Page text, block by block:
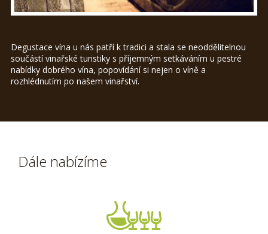
Degustace vína u nás patří k tradici a stala se neoddělitelnou
součástí vinařské turistiky s příjemným setkáváním u pestré
nabídky dobrého vína, popovídání si nejen o víně a
rozhlédnutím po našem vinařství.
Dále nabízíme